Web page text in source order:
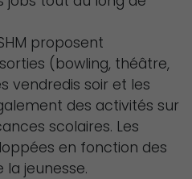
proposent
(bowling, théâtre,
vendredis soir et les
des activités sur
scolaires. Les
en fonction des
la jeunesse.